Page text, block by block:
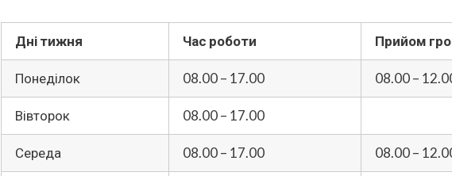
Дні тижня Час роботи Прийом
Понеділок 08.00 – 17.00 08.00 –
Вівторок 08.00 – 17.00
Середа 08.00 – 17.00 08.00 –